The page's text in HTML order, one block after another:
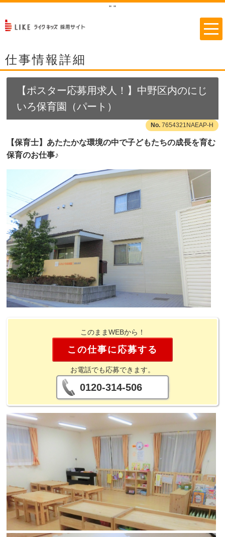
" "
仕事情報詳細
【ポスター応募用求人！】中野区内のにじ
いろ保育園（パート）
7654321NAEAP-H
【保育士】あたたかな環境の中で子どもたちの成長を育む
保育のお仕事♪
このままWEBから！
この仕事に応募する
お電話でも応募できます。
0120-314-506